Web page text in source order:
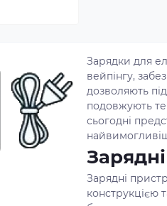
Зарядки для
вейпінгу,
дозволяють
подовжують
сьогодні
Зарядні
конструкцією